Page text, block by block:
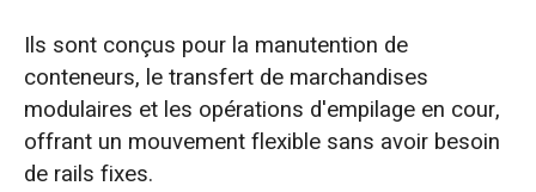
Ils sont conçus pour la manutention de
conteneurs, le transfert de marchandises
modulaires et les opérations d'empilage en cour,
offrant un mouvement flexible sans avoir besoin
de rails fixes.